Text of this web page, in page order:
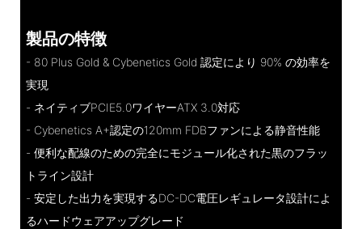
製品の特徴
- 80 Plus Gold & Cybenetics Gold 認定により 90% の効率を
実現
- ネイティブPCIE5.0ワイヤーATX 3.0対応
- Cybenetics A+認定の120mm FDBファンによる静音性能
- 便利な配線のための完全にモジュール化された黒のフラッ
トライン設計
- 安定した出力を実現するDC-DC電圧レギュレータ設計によ
るハードウェアアップグレード